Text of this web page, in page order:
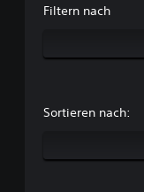
Filtern nach
Sortieren nach: